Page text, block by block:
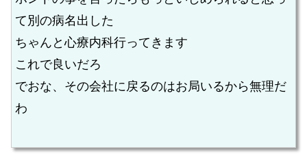
て別の病名出した
ちゃんと心療内科行ってきます
これで良いだろ
でおな、その会社に戻るのはお局いるから無理だ
わ